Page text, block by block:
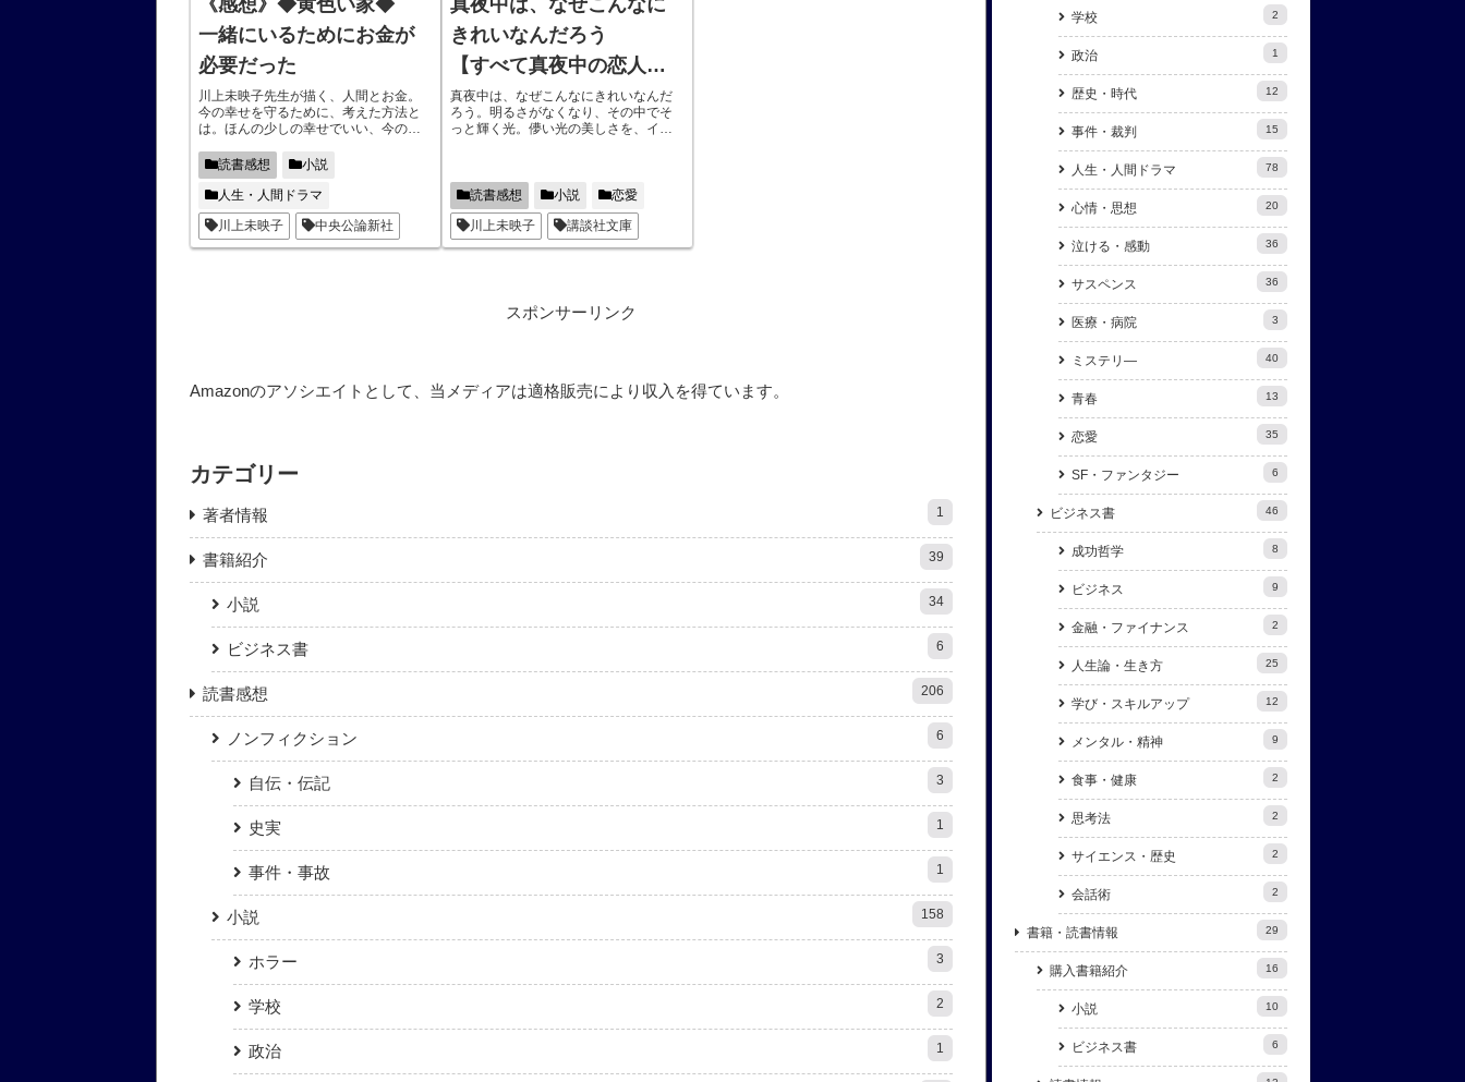
《感想》◆黄色い家◆
一緒にいるためにお金が
必要だった
川上未映子先生が描く、人間とお金。
今の幸せを守るために、考えた方法と
は。ほんの少しの幸せでいい、今のこ
た。私がやるしかなかった。しかし、
その選択はやがて思いもよらない方向
へと事態を向かわせる。人はどうして
お金に人生を狂わされてしまうのか。
深く考えさせれれた、心に沁みた名作
です！
読書感想
小説
人生・人間ドラマ
川上未映子
中央公論新社
真夜中は、なぜこんなに
きれいなんだろう
【すべて真夜中の恋人た
ち】
真夜中は、なぜこんなにきれいなんだ
ろう。明るさがなくなり、その中でそ
っと輝く光。儚い光の美しさを、イメ
たら壊れてしまいそうな彼女の心の繊
細さ。その変化を実に細かく描写され
た美しい作品でした。
読書感想 小説
恋愛
川上未映子
講談社文庫
スポンサーリンク
Amazonのアソシエイトとして、当メディアは適格販売により収入を得ています。
カテゴリー
著者情報 1
書籍紹介 39
小説 34
ビジネス書 6
読書感想 206
ノンフィクション 6
自伝・伝記 3
史実 1
事件・事故 1
小説 158
ホラー 3
学校 2
政治 1
学校 2
政治 1
歴史・時代 12
事件・裁判 15
人生・人間ドラマ 78
心情・思想 20
泣ける・感動 36
サスペンス 36
医療・病院 3
ミステリ― 40
青春 13
恋愛 35
SF・ファンタジー 6
ビジネス書 46
成功哲学 8
ビジネス 9
金融・ファイナンス 2
人生論・生き方 25
学び・スキルアップ 12
メンタル・精神 9
食事・健康 2
思考法 2
サイエンス・歴史 2
会話術 2
書籍・読書情報 29
購入書籍紹介 16
小説 10
ビジネス書 6